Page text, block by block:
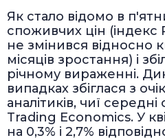
Як стало відомо в
споживчих цін (індекс
не змінився відносно
місяців зростання) і
річному вираженні.
випадках збіглася з
аналітиків, чиї
Trading Economics. У
на 0,3% і 2,7%